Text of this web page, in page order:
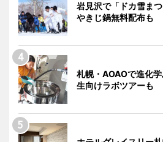
岩見沢で「ドカ雪ま
やきじ鍋無料配布も
札幌・AOAOで進化
生向けラボツアーも